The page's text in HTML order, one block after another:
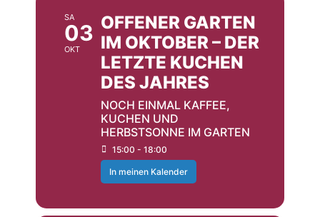
SA
03
OKT
OFFENER GARTEN
IM OKTOBER – DER
LETZTE KUCHEN
DES JAHRES
NOCH EINMAL KAFFEE,
KUCHEN UND
HERBSTSONNE IM GARTEN
15:00 - 18:00
In meinen Kalender